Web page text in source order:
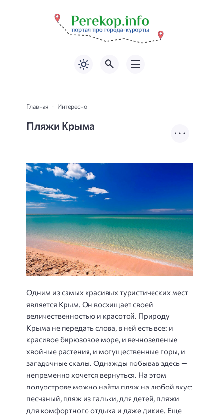
Главная Интересно
Пляжи Крыма
Одним из самых красивых туристических мест
является Крым. Он восхищает своей
величественностью и красотой. Природу
Крыма не передать слова, в ней есть все: и
красивое бирюзовое море, и вечнозеленые
хвойные растения, и могущественные горы, и
загадочные скалы. Однажды побывав здесь —
непременно хочется вернуться. На этом
полуострове можно найти пляж на любой вкус:
песчаный, пляж из гальки, для детей, пляжи
для комфортного отдыха и даже дикие. Еще